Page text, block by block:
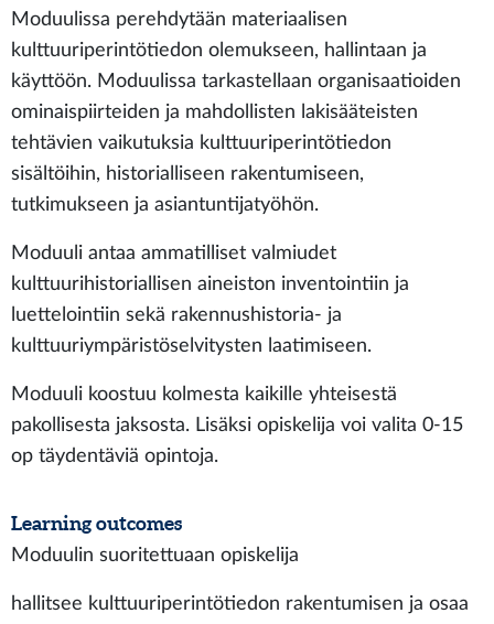
Moduulissa perehdytään materiaalisen
kulttuuriperintötiedon olemukseen, hallintaan ja
käyttöön. Moduulissa tarkastellaan organisaatioiden
ominaispiirteiden ja mahdollisten lakisääteisten
tehtävien vaikutuksia kulttuuriperintötiedon
sisältöihin, historialliseen rakentumiseen,
tutkimukseen ja asiantuntijatyöhön.
Moduuli antaa ammatilliset valmiudet
kulttuurihistoriallisen aineiston inventointiin ja
luettelointiin sekä rakennushistoria- ja
kulttuuriympäristöselvitysten laatimiseen.
Moduuli koostuu kolmesta kaikille yhteisestä
pakollisesta jaksosta. Lisäksi opiskelija voi valita 0-15
op täydentäviä opintoja.
Learning outcomes
Moduulin suoritettuaan opiskelija
hallitsee kulttuuriperintötiedon rakentumisen ja osaa